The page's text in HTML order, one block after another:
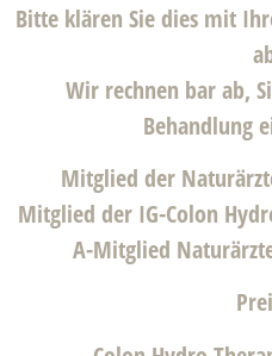
Bitte klären Sie dies mit
Wir rechnen bar ab,
Behandlung
Mitglied der
Mitglied der IG-Colon
A-Mitglied